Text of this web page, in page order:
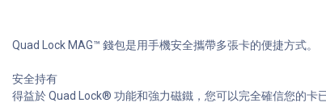
Quad Lock MAG™ 錢包是用手機安全攜帶多張卡的便捷方式。
安全持有
得益於 Quad Lock® 功能和強力磁鐵，您可以完全確信您的卡